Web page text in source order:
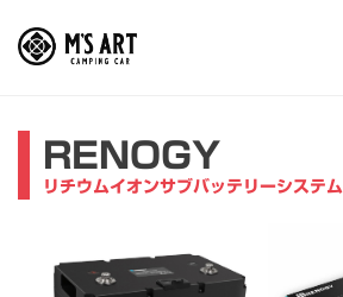
RENOGY
リチウムイオンサブバッテリーシステム